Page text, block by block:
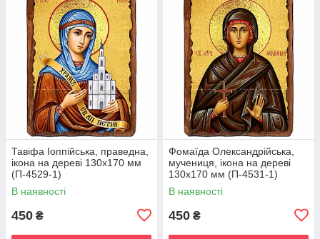
Тавіфа Іоппійська, праведна,
ікона на дереві 130х170 мм
(П-4529-1)
В наявності
450 ₴
Фомаїда Олександрійська,
мучениця, ікона на дереві
130х170 мм (П-4531-1)
В наявності
450 ₴